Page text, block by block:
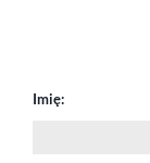
Imię: